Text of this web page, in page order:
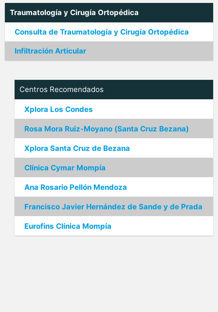
Traumatología y Cirugía Ortopédica
Consulta de Traumatología y Cirugía Ortopédica
Infiltración Articular
Centros Recomendados
Xplora Los Condes
Rosa Mora Ruiz-Moyano (Santa Cruz Bezana)
Xplora Santa Cruz de Bezana
Clínica Cymar Mompía
Ana Rosario Pellón Mendoza
Francisco Javier Hernández de Sande y de Prada
Eurofins Clínica Mompía